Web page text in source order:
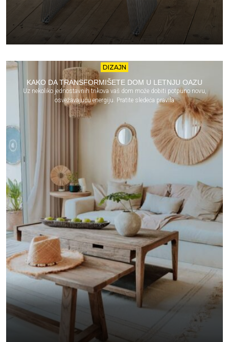
DIZAJN
KAKO DA TRANSFORMIŠETE DOM U LETNJU OAZU
Uz nekoliko jednostavnih trikova vaš dom može dobiti potpuno novu,
osvežavajuću energiju. Pratite sledeća pravila